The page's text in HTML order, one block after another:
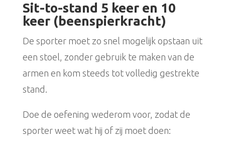
Sit-to-stand 5 keer en 10
keer (beenspierkracht)
De sporter moet zo snel mogelijk opstaan uit
een stoel, zonder gebruik te maken van de
armen en kom steeds tot volledig gestrekte
stand.
Doe de oefening wederom voor, zodat de
sporter weet wat hij of zij moet doen: